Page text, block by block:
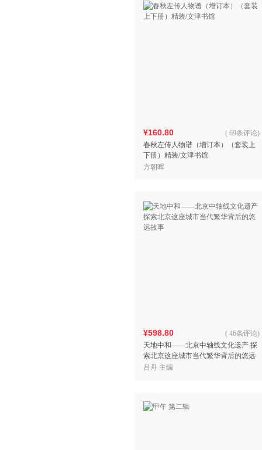
¥160.80
春秋左传人物谱（增订本）（套装上
下册）精装/文津书馆
( 69条评论)
方朝晖
¥598.80
天地中和——北京中轴线文化遗产 探
索北京这座城市当代繁华背后的悠远
故事
( 46条评论)
吕舟 主编